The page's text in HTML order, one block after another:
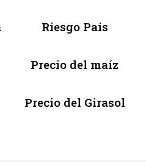
Riesgo País
Precio del maíz
Precio del Girasol